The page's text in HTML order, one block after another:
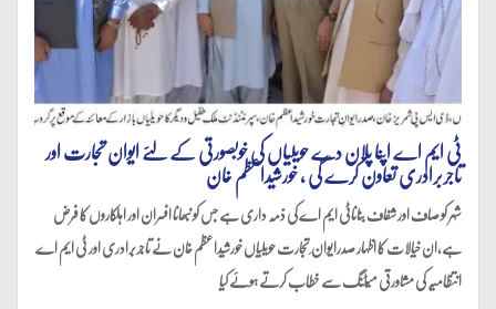
ٹی ایم اے اپنا پلان دے حویلیاں کی خوبصورتی کے لئے ایوان تجارت اور
تاجربرادری تعاون کرے گی ، خورشیداعظم خان
شہر کو صاف اور شفاف بناناٹی ایم اے کی ذمہ داری ہے جس کو نبھانا افسران اور اہلکاروں کا فرض
ہے،ان خیالات کا اظہار صدرایوان ِ تجارت حویلیاں خورشیداعظم خان نے تاجربرادری اور ٹی ایم اے
انتظامیہ کی مشاورتی میٹنگ سے خطاب کرتے ہوئے کیا